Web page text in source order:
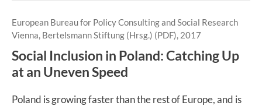
European Bureau for Policy Consulting and Social Research
Vienna, Bertelsmann Stiftung (Hrsg.) (PDF), 2017
Social Inclusion in Poland: Catching Up
at an Uneven Speed
Poland is growing faster than the rest of Europe, and is